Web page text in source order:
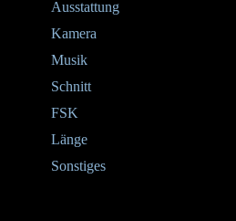
Ausstattung
Kamera
Musik
Schnitt
FSK
Länge
Sonstiges